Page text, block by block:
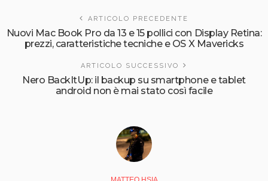
ARTICOLO PRECEDENTE
Nuovi Mac Book Pro da 13 e 15 pollici con Display Retina:
prezzi, caratteristiche tecniche e OS X Mavericks
ARTICOLO SUCCESSIVO
Nero BackItUp: il backup su smartphone e tablet
android non è mai stato così facile